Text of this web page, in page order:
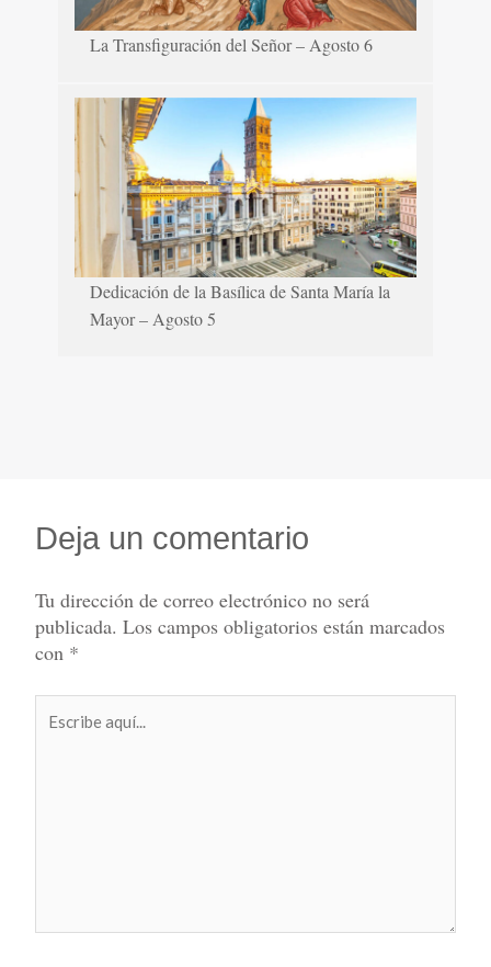
La Transfiguración del Señor – Agosto 6
Dedicación de la Basílica de Santa María la
Mayor – Agosto 5
Deja un comentario
Tu dirección de correo electrónico no será
publicada. Los campos obligatorios están marcados
con *
aquí...